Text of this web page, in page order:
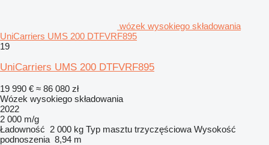
wózek wysokiego składowania
UniCarriers UMS 200 DTFVRF895
19
UniCarriers UMS 200 DTFVRF895
19 990 € ≈ 86 080 zł
Wózek wysokiego składowania
2022
2 000 m/g
Ładowność 2 000 kg Typ masztu trzyczęściowa Wysokość
podnoszenia 8,94 m